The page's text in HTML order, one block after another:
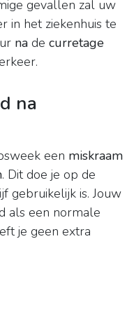
gevallen zal uw
in het ziekenhuis te
na de curretage
na
een miskraam
. Dit doe je op de
gebruikelijk is. Jouw
als een normale
je geen extra